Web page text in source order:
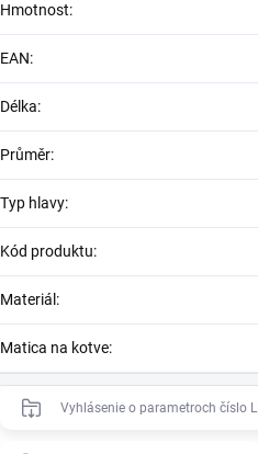
Hmotnost:
EAN:
Délka:
Průměr:
Typ hlavy:
Kód produktu:
Materiál :
Matica na kotve:
Vyhlásenie o parametroch číslo